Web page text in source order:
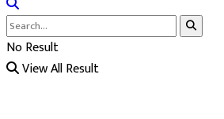
No Result
View All Result